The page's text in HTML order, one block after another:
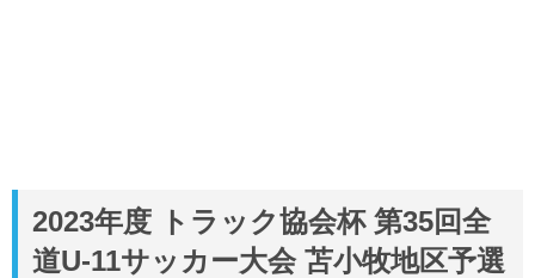
2023年度 トラック協会杯 第35回全
道U-11サッカー大会 苫小牧地区予選